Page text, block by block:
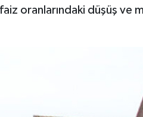
oranlarındaki düşüş ve